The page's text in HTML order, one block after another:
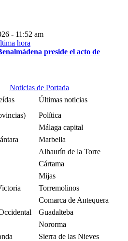
- 11:52 am
preside el acto de
Noticias de Portada
Últimas noticias
Política
Málaga capital
Marbella
Alhaurín de la Torre
Cártama
Mijas
Torremolinos
Comarca de Antequera
Guadalteba
Nororma
Sierra de las Nieves